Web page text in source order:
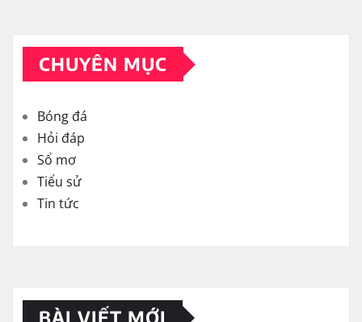
CHUYÊN MỤC
Bóng đá
Hỏi đáp
Sổ mơ
Tiểu sử
Tin tức
BÀI VIẾT MỚI